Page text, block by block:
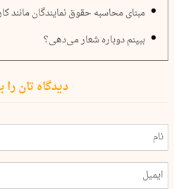
مبنای محاسبه حقوق نمایندگان مانند
ببینم دوباره شعار می‌دهی؟
دیدگاه تان